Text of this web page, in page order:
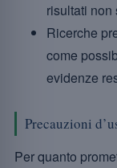
risultati non
Ricerche
come
evidenze
Precauzioni
Per quanto